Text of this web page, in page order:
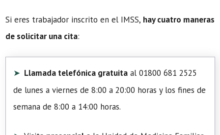
Si eres trabajador inscrito en el IMSS, hay cuatro maneras
de solicitar una cita:
Llamada telefónica gratuita al 01800 681 2525
de lunes a viernes de 8:00 a 20:00 horas y los fines de
semana de 8:00 a 14:00 horas.